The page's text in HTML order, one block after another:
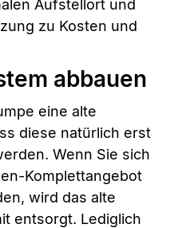
Aufstellort und
zu Kosten und
abbauen
eine alte
diese natürlich erst
Wenn Sie sich
Komplettangebot
wird das alte
entsorgt. Lediglich